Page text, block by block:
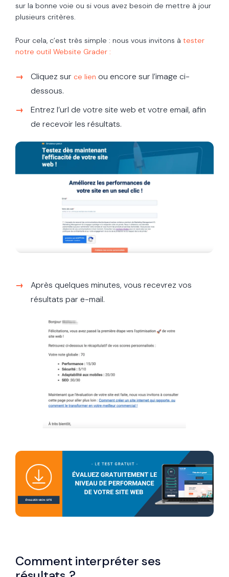
sur la bonne voie ou si vous avez besoin de mettre à jour
plusieurs critères.
Pour cela, c’est très simple : nous vous invitons à tester
notre outil Website Grader :
Cliquez sur ce lien ou encore sur l’image ci-
dessous.
Entrez l’url de votre site web et votre email, afin
de recevoir les résultats.
Après quelques minutes, vous recevrez vos
résultats par e-mail.
Comment interpréter ses